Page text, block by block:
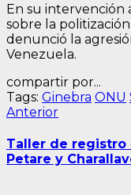
En su intervención
sobre la
denunció la
Venezuela.
compartir por...
Tags: Ginebra ONU
Navegación
de
entradas
AnteriorEntrada
Taller de registro
Petare y